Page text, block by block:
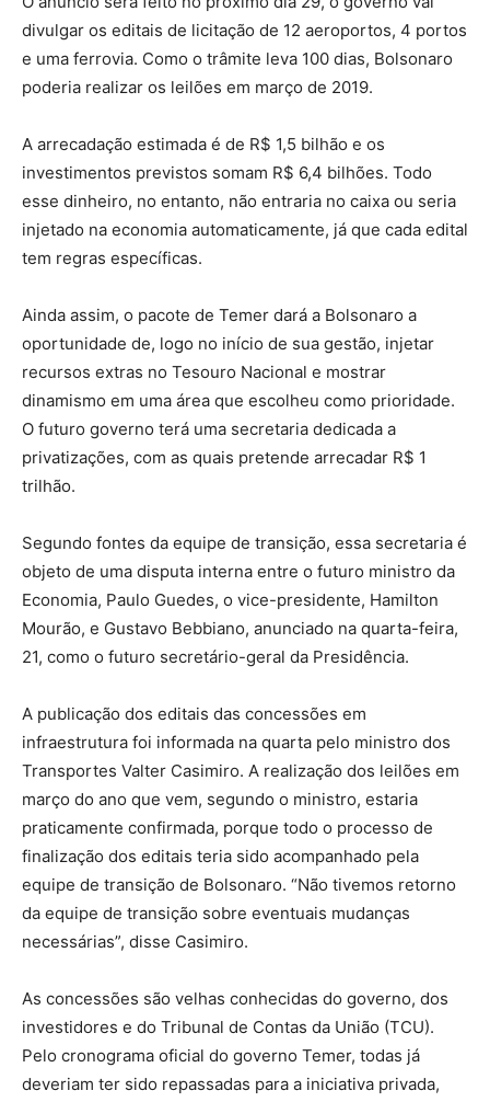
divulgar os editais de licitação de 12 aeroportos, 4 portos
e uma ferrovia. Como o trâmite leva 100 dias, Bolsonaro
poderia realizar os leilões em março de 2019.
A arrecadação estimada é de R$ 1,5 bilhão e os
investimentos previstos somam R$ 6,4 bilhões. Todo
esse dinheiro, no entanto, não entraria no caixa ou seria
injetado na economia automaticamente, já que cada edital
tem regras específicas.
Ainda assim, o pacote de Temer dará a Bolsonaro a
oportunidade de, logo no início de sua gestão, injetar
recursos extras no Tesouro Nacional e mostrar
dinamismo em uma área que escolheu como prioridade.
O futuro governo terá uma secretaria dedicada a
privatizações, com as quais pretende arrecadar R$ 1
trilhão.
Segundo fontes da equipe de transição, essa secretaria é
objeto de uma disputa interna entre o futuro ministro da
Economia, Paulo Guedes, o vice-presidente, Hamilton
Mourão, e Gustavo Bebbiano, anunciado na quarta-feira,
21, como o futuro secretário-geral da Presidência.
A publicação dos editais das concessões em
infraestrutura foi informada na quarta pelo ministro dos
Transportes Valter Casimiro. A realização dos leilões em
março do ano que vem, segundo o ministro, estaria
praticamente confirmada, porque todo o processo de
finalização dos editais teria sido acompanhado pela
equipe de transição de Bolsonaro. “Não tivemos retorno
da equipe de transição sobre eventuais mudanças
necessárias”, disse Casimiro.
As concessões são velhas conhecidas do governo, dos
investidores e do Tribunal de Contas da União (TCU).
Pelo cronograma oficial do governo Temer, todas já
deveriam ter sido repassadas para a iniciativa privada,